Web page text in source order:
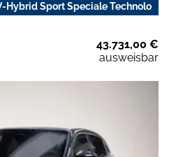
Hybrid Sport Speciale Technolo
43.731,00 €
ausweisbar